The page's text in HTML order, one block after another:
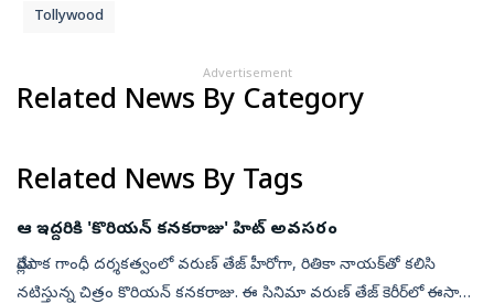
Tollywood
Advertisement
Related News By Category
Related News By Tags
ఆ ఇద్దరికి 'కొరియన్ కనకరాజు' హిట్‌ అవసరం
మేర్లపాక గాంధీ దర్శకత్వంలో వరుణ్ తేజ్ హీరోగా, రితికా నాయక్‌తో కలిసి
నటిస్తున్న చిత్రం కొరియన్ కనకరాజు. ఈ సినిమా వరుణ్ తేజ్ కెరీర్‌లో ఈసారి